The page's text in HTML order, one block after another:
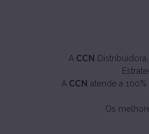
A CCN
A CCN atende a
Os